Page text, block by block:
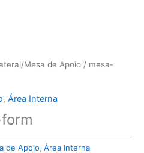
Mesa de Apoio / mesa-
, Área Interna
de Apoio, Área Interna